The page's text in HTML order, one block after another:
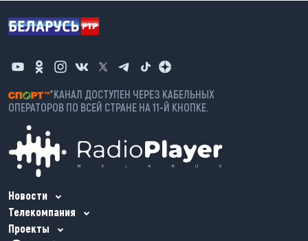
*КАНАЛ ДОСТУПЕН ЧЕРЕЗ КАБЕЛЬНЫХ
ОПЕРАТОРОВ ПО ВСЕЙ СТРАНЕ НА 11-Й КНОПКЕ.
Новости
Телекомпания
Проекты